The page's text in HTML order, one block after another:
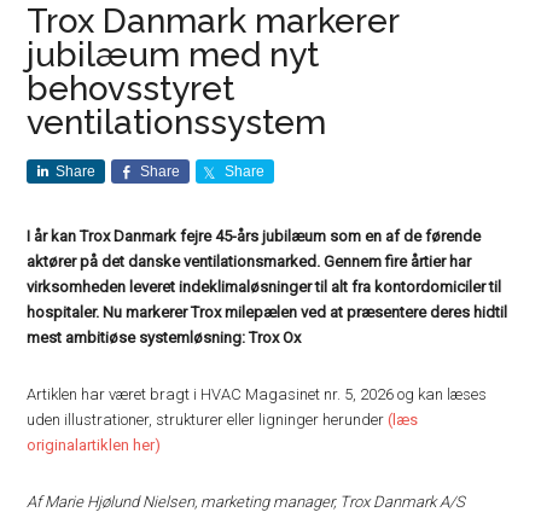
Trox Danmark markerer
jubilæum med nyt
behovsstyret
ventilationssystem
Share Share Share
I år kan Trox Danmark fejre 45-års jubilæum som en af de førende
aktører på det danske ventilationsmarked. Gennem fire årtier har
virksomheden leveret indeklimaløsninger til alt fra kontordomiciler til
hospitaler. Nu markerer Trox milepælen ved at præsentere deres hidtil
mest ambitiøse systemløsning: Trox Ox
Artiklen har været bragt i HVAC Magasinet nr. 5, 2026 og kan læses
uden illustrationer, strukturer eller ligninger herunder(læs
originalartiklen her)
Af Marie Hjølund Nielsen, marketing manager, Trox Danmark A/S